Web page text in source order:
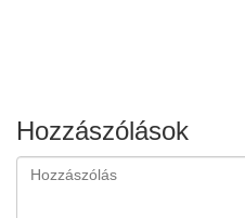
Hozzászólások